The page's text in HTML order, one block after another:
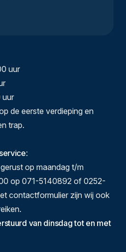
uur
uur
de eerste verdieping en
trap.
:
op maandag t/m
op 071-5140892 of 0252-
contactformulier zijn wij ook
van dinsdag tot en met